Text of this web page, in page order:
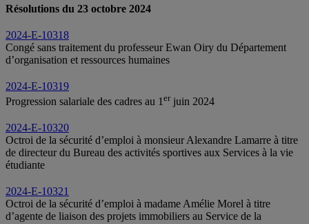
Résolutions du 23 octobre 2024
2024-E-10318
Congé sans traitement du professeur Ewan Oiry du Département
d’organisation et ressources humaines
2024-E-10319
Progression salariale des cadres au 1er juin 2024
2024-E-10320
Octroi de la sécurité d’emploi à monsieur Alexandre Lamarre à titre
de directeur du Bureau des activités sportives aux Services à la vie
étudiante
2024-E-10321
Octroi de la sécurité d’emploi à madame Amélie Morel à titre
d’agente de liaison des projets immobiliers au Service de la